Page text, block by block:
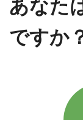
あなた
ですか